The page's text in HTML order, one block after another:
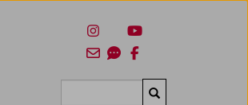
Suchen